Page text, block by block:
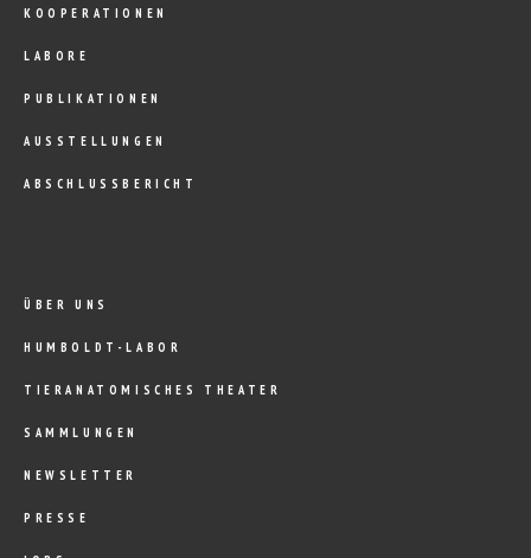
KOOPERATIONEN
LABORE
PUBLIKATIONEN
AUSSTELLUNGEN
ABSCHLUSSBERICHT
ÜBER UNS
HUMBOLDT-LABOR
TIERANATOMISCHES THEATER
SAMMLUNGEN
NEWSLETTER
PRESSE